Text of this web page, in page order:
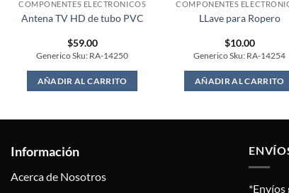
COMPONENTES ELECTRONICOS
Antena TV HD de tubo PVC
$59.00
Generico Sku: RA-14250
AÑADIR AL CARRITO
COMPONENTES
LLave para Ropero
$10.00
Generico Sku: RA-14254
AÑADIR AL CARRITO
Información
Acerca de Nosotros
*Envíos